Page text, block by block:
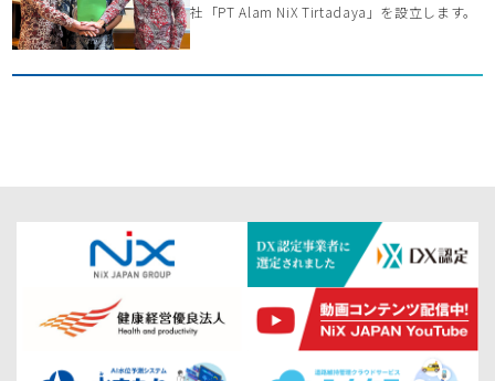
社「PT Alam NiX Tirtadaya」を設立します。